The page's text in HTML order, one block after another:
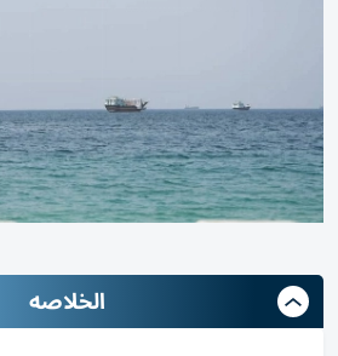
الخلاصه